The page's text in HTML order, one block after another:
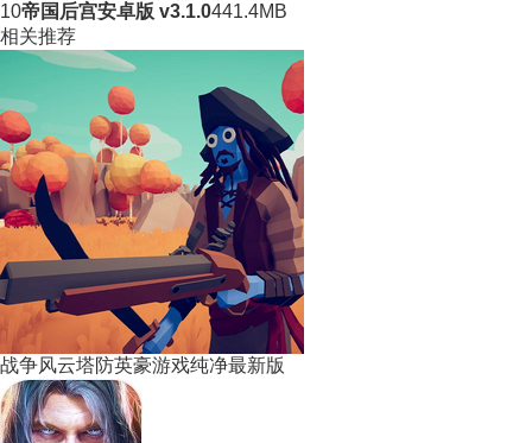
10帝国后宫安卓版 v3.1.0441.4MB
相关推荐
战争风云塔防英豪游戏纯净最新版